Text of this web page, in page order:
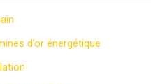
d’or énergétique